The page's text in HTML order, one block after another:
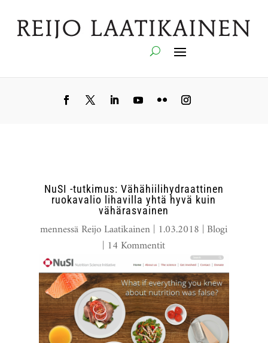
NuSI -tutkimus: Vähähiilihydraattinen
ruokavalio lihavilla yhtä hyvä kuin
vähärasvainen
mennessä Reijo Laatikainen | 1.03.2018 | Blogi
| 14 Kommentit